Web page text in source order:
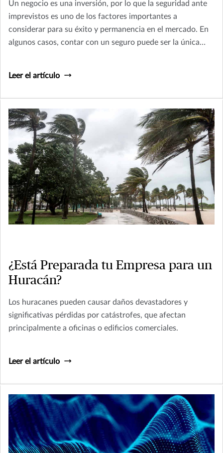
Un negocio es una inversión, por lo que la seguridad ante
imprevistos es uno de los factores importantes a
considerar para su éxito y permanencia en el mercado. En
algunos casos, contar con un seguro puede ser la única
Leer el artículo
¿Está Preparada tu Empresa para un
Huracán?
Los huracanes pueden causar daños devastadores y
significativas pérdidas por catástrofes, que afectan
principalmente a oficinas o edificios comerciales.
Leer el artículo